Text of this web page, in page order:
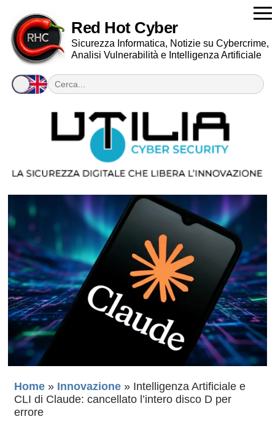
Red Hot Cyber
Sicurezza Informatica, Notizie su Cybercrime,
Analisi Vulnerabilità e Intelligenza Artificiale
Home » Innovazione » Intelligenza Artificiale e
CLI di Claude: cancellato l’intero disco D per
errore